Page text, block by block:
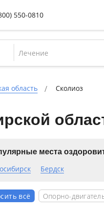
550-0810
Лечение
область Сколиоз
места
Бердск
всё Опорно-